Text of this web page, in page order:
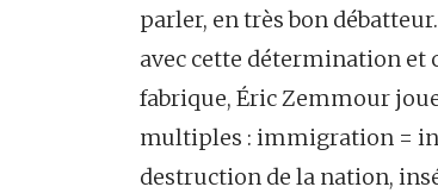
parler, en très bon
avec cette détermination et
fabrique, Éric Zemmour
multiples : immigration =
destruction de la nation,